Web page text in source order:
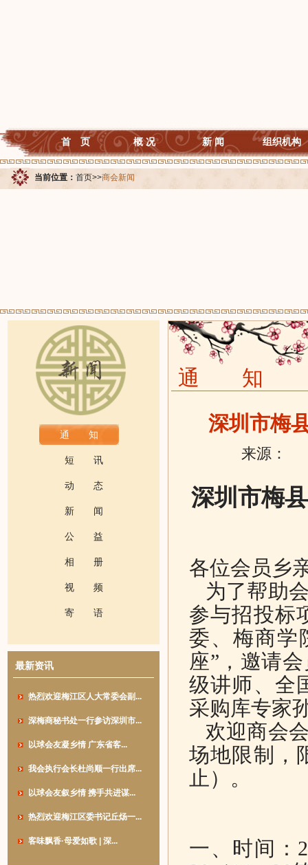
首 页 概 况 新 闻 组织机构
当前位置： 首页>>商会新闻
通 知
短 讯
动 态
新 闻
公 益
相 册
视 频
寄 语
最新资讯
热烈欢迎梅江区人大常委会副...
深梅商秘书处一行参访深圳市...
以球会友凝乡情 广东省客...
我会执行会长杜尚顺一行出席...
以球会友叙乡情 携手共进谋...
热烈欢迎梅江区委书记丘炀一...
客味飘香·母爱如歌 | 深...
通 知
深圳市梅
来源：
深圳市梅
各位会员乡
为了帮助
参与招投标
委、梅商学
座”，邀请
级讲师、全
采购库专家
欢迎商会
场地限制，
止）。
一、时间：